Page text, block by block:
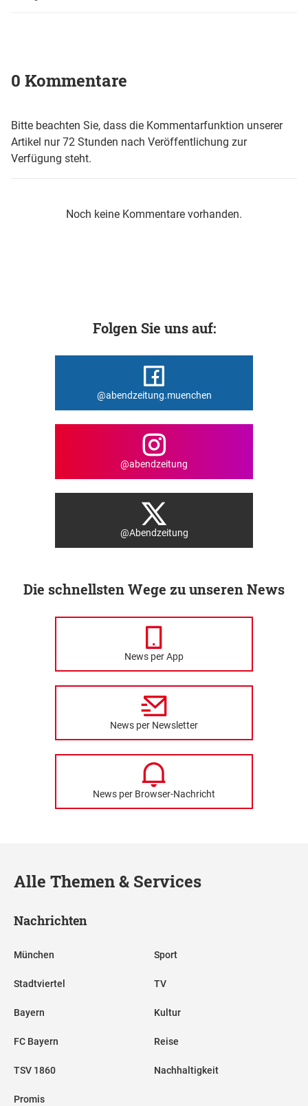
0 Kommentare
Bitte beachten Sie, dass die Kommentarfunktion unserer
Artikel nur 72 Stunden nach Veröffentlichung zur
Verfügung steht.
Noch keine Kommentare vorhanden.
Folgen Sie uns auf:
@abendzeitung.muenchen
@abendzeitung
@Abendzeitung
Die schnellsten Wege zu unseren News
News per App
News per Newsletter
News per Browser-Nachricht
Alle Themen & Services
Nachrichten
München
Stadtviertel
Bayern
FC Bayern
TSV 1860
Promis
Sport
TV
Kultur
Reise
Nachhaltigkeit